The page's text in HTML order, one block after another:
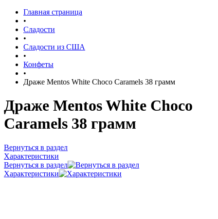
Главная страница
•
Сладости
•
Сладости из США
•
Конфеты
•
Драже Mentos White Choco Caramels 38 грамм
Драже Mentos White Choco
Caramels 38 грамм
Вернуться в раздел
Характеристики
Вернуться в раздел
Характеристики